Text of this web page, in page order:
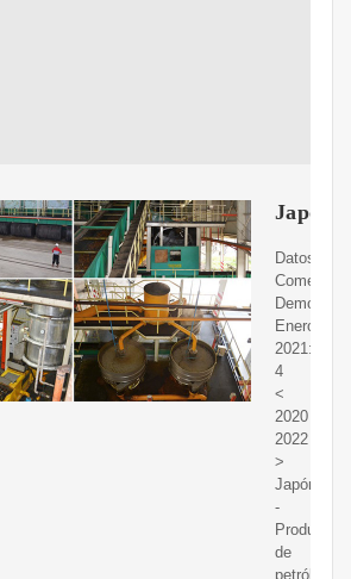
Japón
Datos.
Comercio;
Enero
2021:
4
<
2020
2022
>
Japón
-
Producción
de
petróleo.